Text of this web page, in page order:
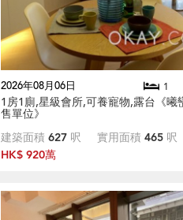
2026年08月06日 1
1房1廁,星級會所,可養寵物,露台《曦
售單位》
建築面積 627 呎 實用面積 465 呎
HK$ 920萬